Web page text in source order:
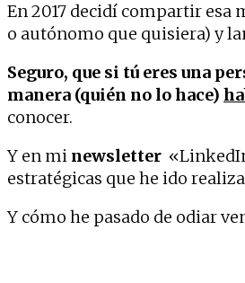
En 2017 decidí compartir esa
o autónomo que quisiera) y
Seguro, que si tú eres una
manera (quién no lo hace)
conocer.
Y en mi newsletter
estratégicas que he ido
Y cómo he pasado de odiar